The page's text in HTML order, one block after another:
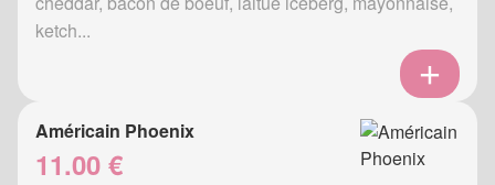
ketch...
Américain Phoenix
11.00 €